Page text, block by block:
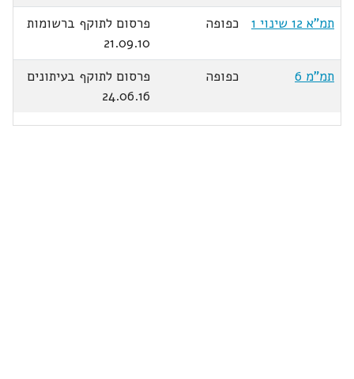
תמ"א 12 שינוי 1
כפופה
פרסום לתוקף ברשומות
21.09.10
תמ"מ 6
כפופה
פרסום לתוקף בעיתונים
24.06.16